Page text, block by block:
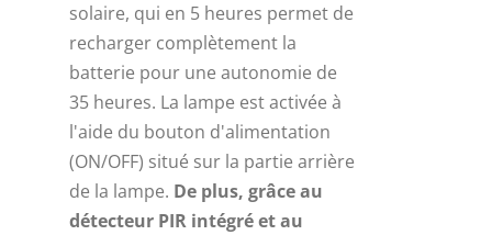
solaire, qui en 5 heures permet de
recharger complètement la
batterie pour une autonomie de
35 heures. La lampe est activée à
l'aide du bouton d'alimentation
(ON/OFF) situé sur la partie arrière
de la lampe. De plus, grâce au
détecteur PIR intégré et au